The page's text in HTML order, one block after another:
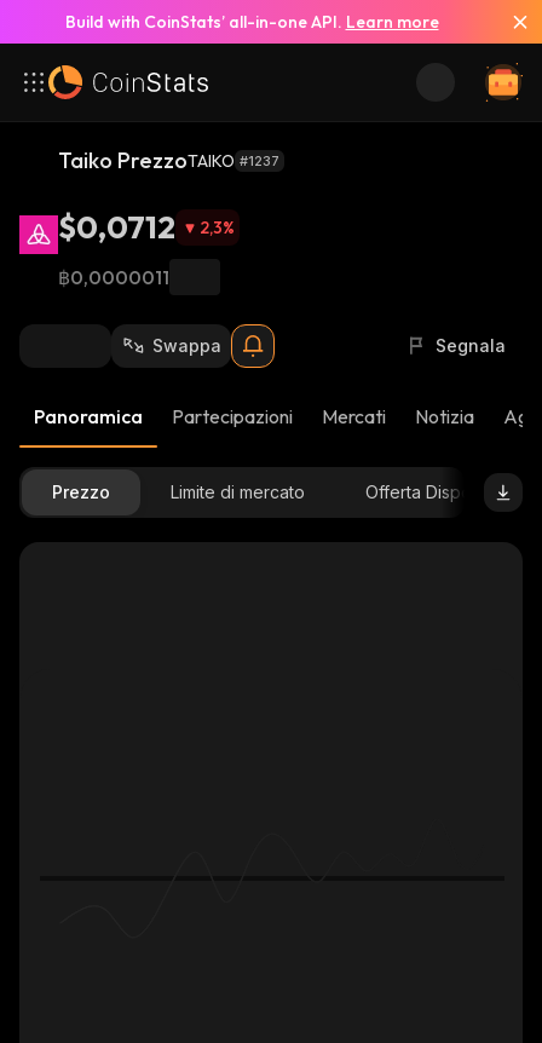
Build with CoinStats’ all-in-one API. Learn more
Taiko PrezzoTAIKO #1237
$0,0712 2,3%
฿0,0000011
Swappa Segnala
Panoramica Partecipazioni Mercati Notizia
Prezzo Limite di mercato Offerta Disponibile